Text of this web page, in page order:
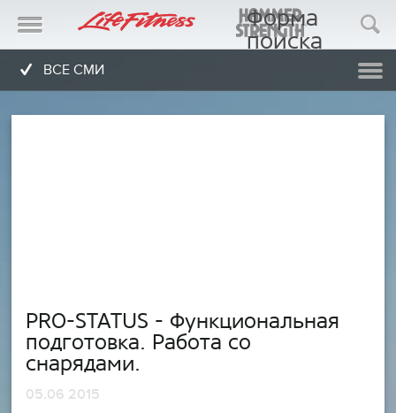
Форма
поиска
Поиск
ВСЕ СМИ
PRO-STATUS - Функциональная
подготовка. Работа со
снарядами.
05.06 2015